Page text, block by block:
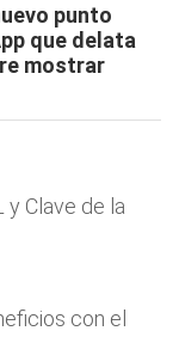
punto
que delata
mostrar
y Clave de la
con el